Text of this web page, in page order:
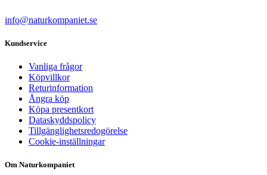
info@naturkompaniet.se
Kundservice
Vanliga frågor
Köpvillkor
Returinformation
Ångra köp
Köpa presentkort
Dataskyddspolicy
Tillgänglighetsredogörelse
Cookie-inställningar
Om Naturkompaniet